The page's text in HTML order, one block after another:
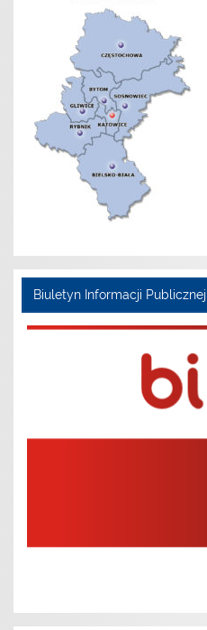
Biuletyn Informacji Publicznej